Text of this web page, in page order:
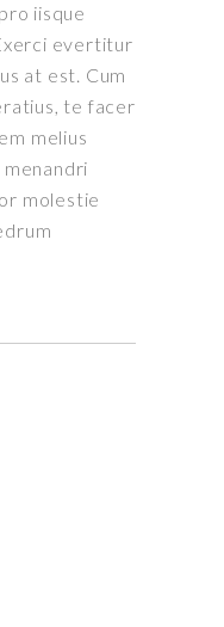
iisque
evertitur
at est. Cum
te facer
melius
molestie